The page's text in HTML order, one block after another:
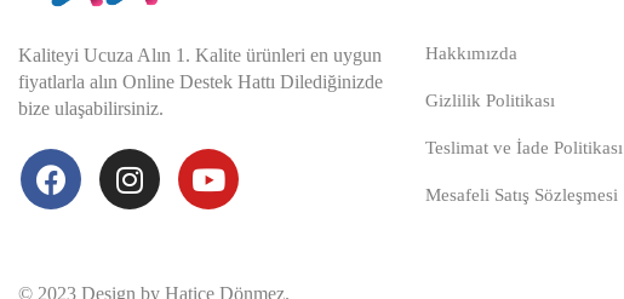
Kaliteyi Ucuza Alın 1. Kalite ürünleri en uygun
fiyatlarla alın Online Destek Hattı Dilediğinizde
bize ulaşabilirsiniz.
Hakkımızda
Gizlilik Politikası
Teslimat ve İade Politikası
Mesafeli Satış Sözleşmesi
© 2023 Design by Hatice Dönmez.